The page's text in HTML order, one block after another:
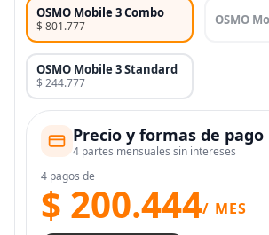
OSMO Mobile 3 Combo
$ 801.777 OSMO
OSMO Mobile 3 Standard
$ 244.777
Precio y formas de pago
4 partes mensuales sin intereses
4 pagos de
$ 200.444/ MES